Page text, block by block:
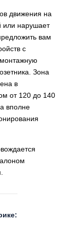
движения на
или нарушает
вам
с
Зона
в
от 120 до 140
вполне